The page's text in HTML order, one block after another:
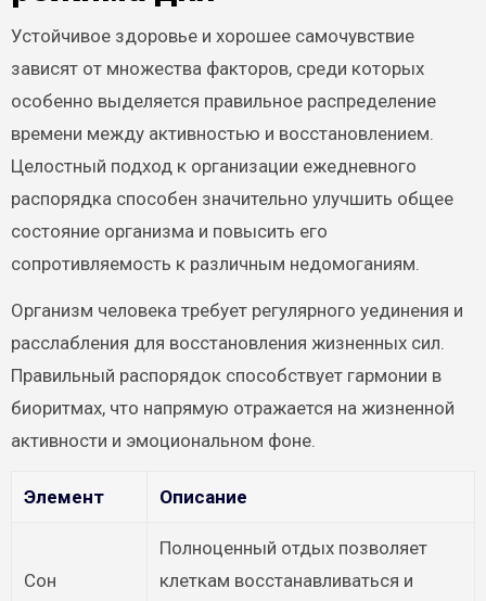
Устойчивое здоровье и хорошее самочувствие
зависят от множества факторов, среди которых
особенно выделяется правильное распределение
времени между активностью и восстановлением.
Целостный подход к организации ежедневного
распорядка способен значительно улучшить общее
состояние организма и повысить его
сопротивляемость к различным недомоганиям.
Организм человека требует регулярного уединения и
расслабления для восстановления жизненных сил.
Правильный распорядок способствует гармонии в
биоритмах, что напрямую отражается на жизненной
активности и эмоциональном фоне.
Элемент Описание
Сон
Полноценный отдых позволяет
клеткам восстанавливаться и